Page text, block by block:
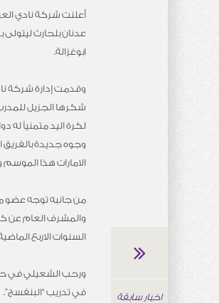
أعلنت شركة نادي
عدنان بلحارث
ابوغزالة.
وقدمت إدارة شركة
شكرها الجزيل للمدرب
لكرة اليد متمنياً له
وجوه جديدة بالفريق
الامارات هذا
من جانبه توجه عضو
والمشرف العام عن
السنوات الاربع
ورحب الشعيلي في
في تدريب “البنفسج”.
اخبار سابقة